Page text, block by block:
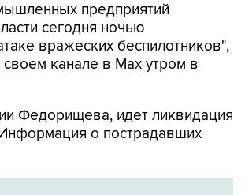
предприятий
сегодня ночью
вражеских беспилотников",
своем канале в Max утром в
Федорищева, идет ликвидация
о пострадавших